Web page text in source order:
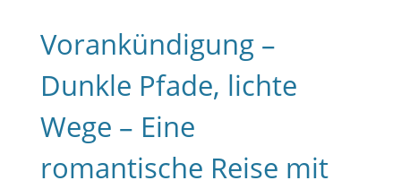
Vorankündigung –
Dunkle Pfade, lichte
Wege – Eine
romantische Reise mit